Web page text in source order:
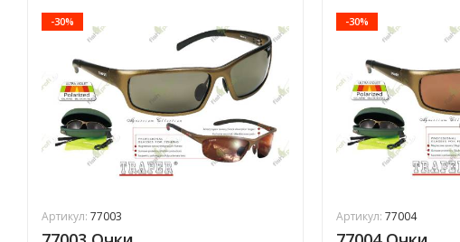
-30%
Артикул: 77003
-30%
Артикул: 77004